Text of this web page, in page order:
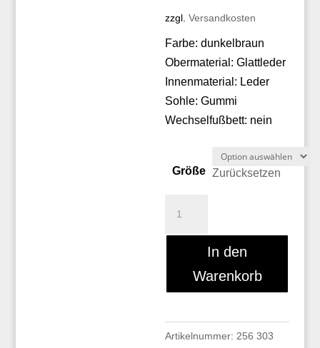
zzgl.Versandkosten
Farbe: dunkelbraun
Obermaterial: Glattleder
Innenmaterial: Leder
Sohle: Gummi
Wechselfußbett: nein
Größe Zurücksetzen
In den
Warenkorb
Artikelnummer: 256 303